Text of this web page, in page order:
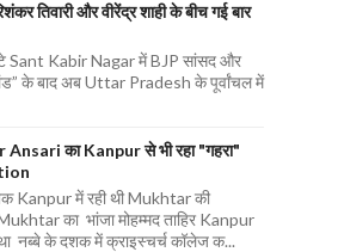
तिवारी और वीरेंद्र शाही के बीच गई बार
Sant Kabir Nagar में BJP सांसद और
के बाद अब Uttar Pradesh के पूर्वांचल में
का Kanpur से भी रहा "गहरा"
Kanpur में रही थी Mukhtar की
का भांजा मोहम्मद ताहिर Kanpur
था नब्बे के दशक में क्राइस्चर्च कॉलेज क...